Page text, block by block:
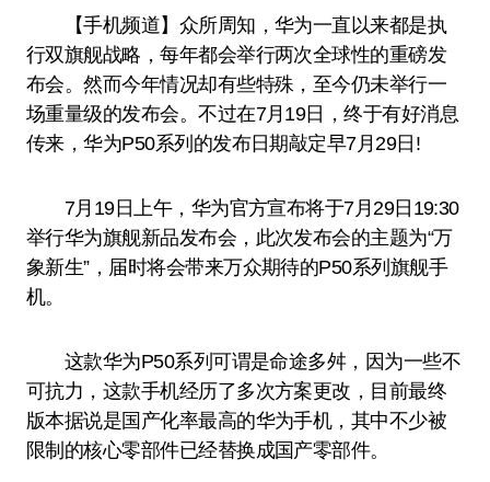
【手机频道】众所周知，华为一直以来都是执
行双旗舰战略，每年都会举行两次全球性的重磅发
布会。然而今年情况却有些特殊，至今仍未举行一
场重量级的发布会。不过在7月19日，终于有好消息
传来，华为P50系列的发布日期敲定早7月29日!
7月19日上午，华为官方宣布将于7月29日19:30
举行华为旗舰新品发布会，此次发布会的主题为“万
象新生”，届时将会带来万众期待的P50系列旗舰手
机。
这款华为P50系列可谓是命途多舛，因为一些不
可抗力，这款手机经历了多次方案更改，目前最终
版本据说是国产化率最高的华为手机，其中不少被
限制的核心零部件已经替换成国产零部件。